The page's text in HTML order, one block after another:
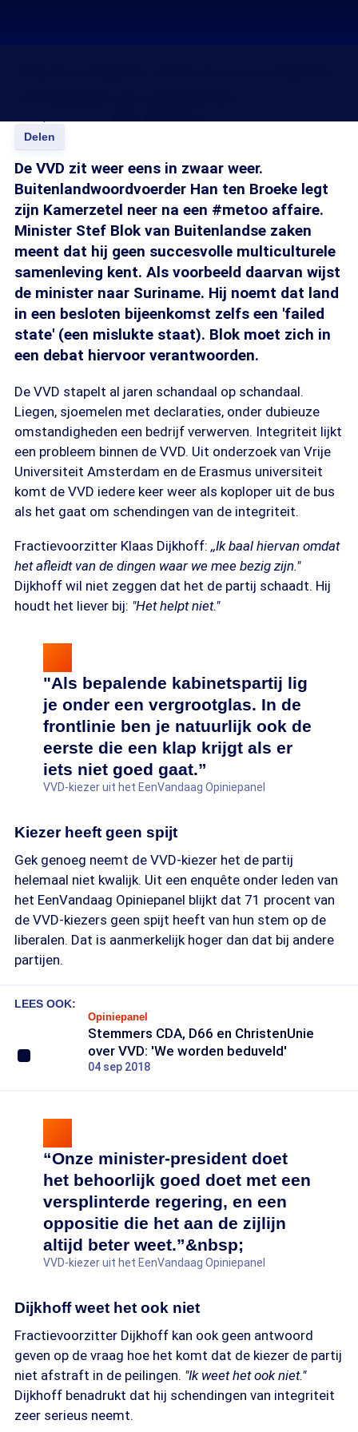
Delen
De VVD zit weer eens in zwaar weer.
Buitenlandwoordvoerder Han ten Broeke legt
zijn Kamerzetel neer na een #metoo affaire.
Minister Stef Blok van Buitenlandse zaken
meent dat hij geen succesvolle multiculturele
samenleving kent. Als voorbeeld daarvan wijst
de minister naar Suriname. Hij noemt dat land
in een besloten bijeenkomst zelfs een 'failed
state' (een mislukte staat). Blok moet zich in
een debat hiervoor verantwoorden.
De VVD stapelt al jaren schandaal op schandaal.
Liegen, sjoemelen met declaraties, onder dubieuze
omstandigheden een bedrijf verwerven. Integriteit lijkt
een probleem binnen de VVD. Uit onderzoek van Vrije
Universiteit Amsterdam en de Erasmus universiteit
komt de VVD iedere keer weer als koploper uit de bus
als het gaat om schendingen van de integriteit.
Fractievoorzitter Klaas Dijkhoff: ,,Ik baal hiervan omdat
het afleidt van de dingen waar we mee bezig zijn."
Dijkhoff wil niet zeggen dat het de partij schaadt. Hij
houdt het liever bij: "Het helpt niet."
"Als bepalende kabinetspartij lig
je onder een vergrootglas. In de
frontlinie ben je natuurlijk ook de
eerste die een klap krijgt als er
iets niet goed gaat.”
VVD-kiezer uit het EenVandaag Opiniepanel
Kiezer heeft geen spijt
Gek genoeg neemt de VVD-kiezer het de partij
helemaal niet kwalijk. Uit een enquête onder leden van
het EenVandaag Opiniepanel blijkt dat 71 procent van
de VVD-kiezers geen spijt heeft van hun stem op de
liberalen. Dat is aanmerkelijk hoger dan dat bij andere
partijen.
LEES OOK:
Opiniepanel
Stemmers CDA, D66 en ChristenUnie
over VVD: 'We worden beduveld'
04 sep 2018
“Onze minister-president doet
het behoorlijk goed doet met een
versplinterde regering, en een
oppositie die het aan de zijlijn
altijd beter weet.”&nbsp;
VVD-kiezer uit het EenVandaag Opiniepanel
Dijkhoff weet het ook niet
Fractievoorzitter Dijkhoff kan ook geen antwoord
geven op de vraag hoe het komt dat de kiezer de partij
niet afstraft in de peilingen. "Ik weet het ook niet."
Dijkhoff benadrukt dat hij schendingen van integriteit
zeer serieus neemt.